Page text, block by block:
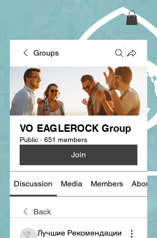
Groups
VO EAGLEROCK Group
Public · 651 members
Join
Discussion Media Members About
Back
Лучшие Рекомендации